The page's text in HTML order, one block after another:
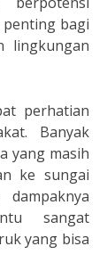
penting bagi
lingkungan
perhatian
Banyak
yang masih
ke sungai
sangat
yang bisa